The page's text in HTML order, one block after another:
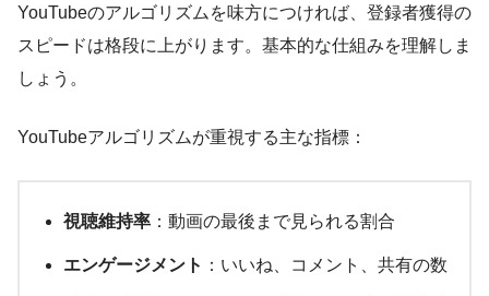
YouTubeのアルゴリズムを味方につければ、登録者獲得の
スピードは格段に上がります。基本的な仕組みを理解しま
しょう。
YouTubeアルゴリズムが重視する主な指標：
視聴維持率 ：動画の最後まで見られる割合
エンゲージメント ：いいね、コメント、共有の数